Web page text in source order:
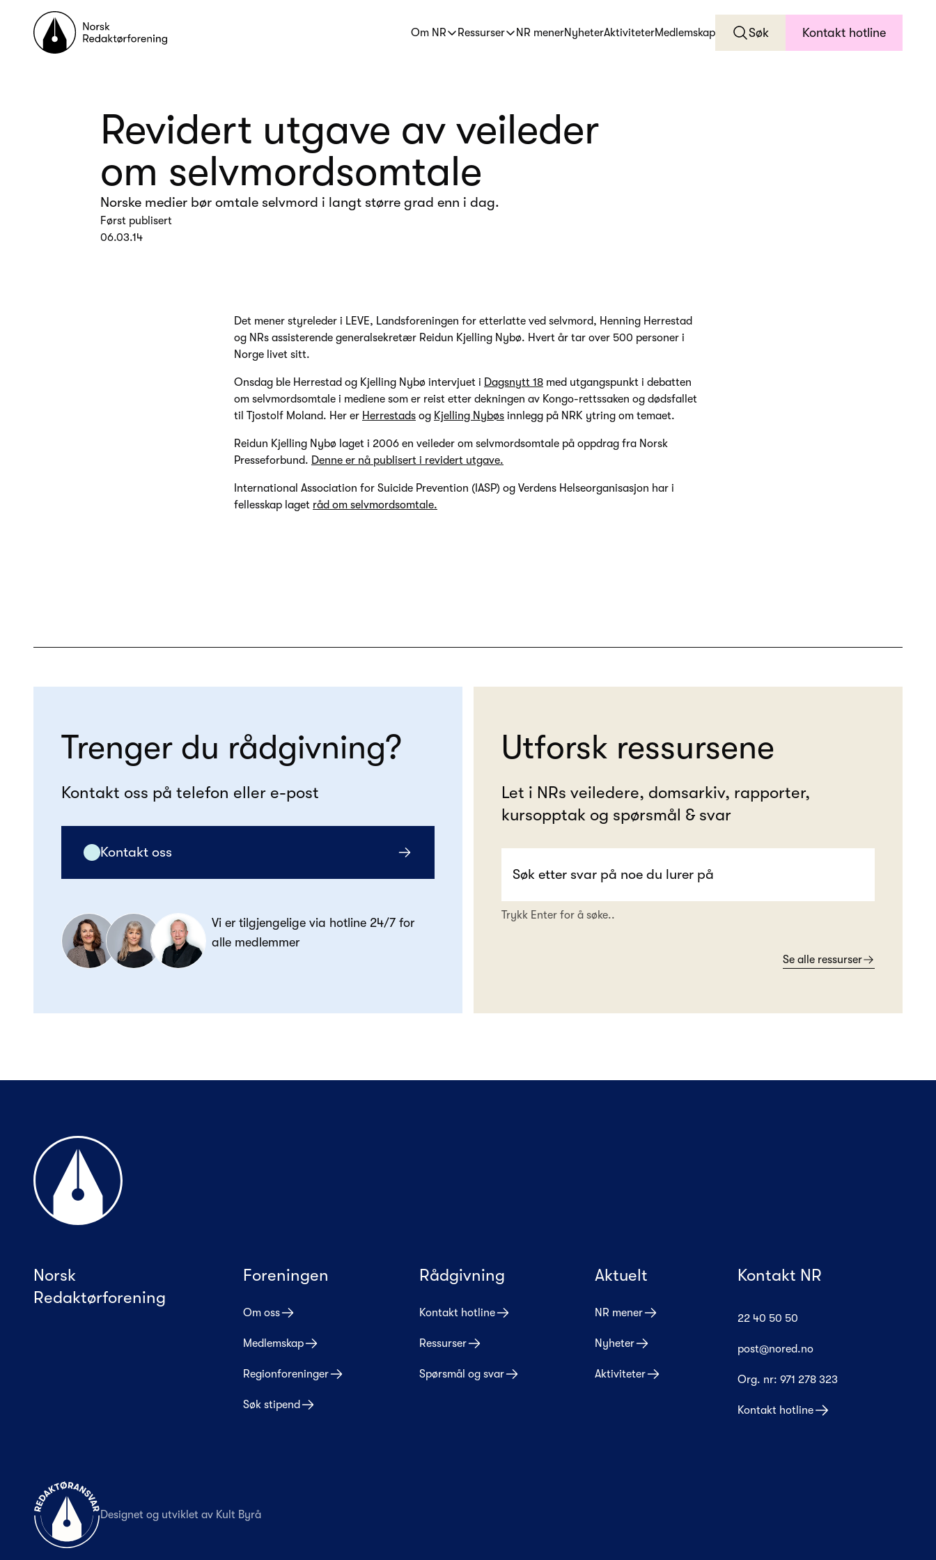
Til forsiden
Om NR
Ressurser NR menerNyheterAktiviteterMedlemskap Søk Kontakt hotline
Revidert utgave av veileder
om selvmordsomtale
Norske medier bør omtale selvmord i langt større grad enn i dag.
Først publisert
06.03.14
Det mener styreleder i LEVE, Landsforeningen for etterlatte ved selvmord, Henning Herrestad
og NRs assisterende generalsekretær Reidun Kjelling Nybø. Hvert år tar over 500 personer i
Norge livet sitt.
Onsdag ble Herrestad og Kjelling Nybø intervjuet i Dagsnytt 18 med utgangspunkt i debatten
om selvmordsomtale i mediene som er reist etter dekningen av Kongo-rettssaken og dødsfallet
til Tjostolf Moland. Her er Herrestads og Kjelling Nybøs innlegg på NRK ytring om temaet.
Reidun Kjelling Nybø laget i 2006 en veileder om selvmordsomtale på oppdrag fra Norsk
Presseforbund. Denne er nå publisert i revidert utgave.
International Association for Suicide Prevention (IASP) og Verdens Helseorganisasjon har i
fellesskap laget råd om selvmordsomtale.
Trenger du rådgivning?
Kontakt oss på telefon eller e-post
Kontakt oss
Vi er tilgjengelige via hotline 24/7 for
alle medlemmer
Utforsk ressursene
Let i NRs veiledere, domsarkiv, rapporter,
kursopptak og spørsmål & svar
Trykk Enter for å søke..
Se alle ressurser
Til forsiden
Norsk
Redaktørforening
Foreningen
Om oss
Medlemskap
Regionforeninger
Søk stipend
Rådgivning
Kontakt hotline
Ressurser
Spørsmål og svar
Aktuelt
NR mener
Nyheter
Aktiviteter
Kontakt NR
22 40 50 50
post@nored.no
Org. nr:971 278 323
Kontakt hotline
Til forsiden
Designet og utviklet av Kult Byrå